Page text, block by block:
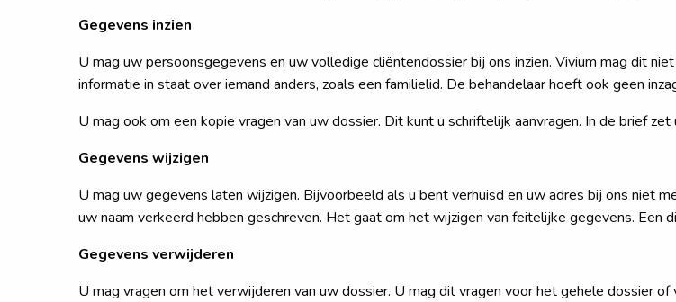
Gegevens inzien
U mag uw persoonsgegevens en uw volledige cliëntendossier bij ons inzien. Vivium mag dit
informatie in staat over iemand anders, zoals een familielid. De behandelaar hoeft ook geen
U mag ook om een kopie vragen van uw dossier. Dit kunt u schriftelijk aanvragen. In de brief
Gegevens wijzigen
U mag uw gegevens laten wijzigen. Bijvoorbeeld als u bent verhuisd en uw adres bij ons niet
uw naam verkeerd hebben geschreven. Het gaat om het wijzigen van feitelijke gegevens. Een
Gegevens verwijderen
U mag vragen om het verwijderen van uw dossier. U mag dit vragen voor het gehele dossier